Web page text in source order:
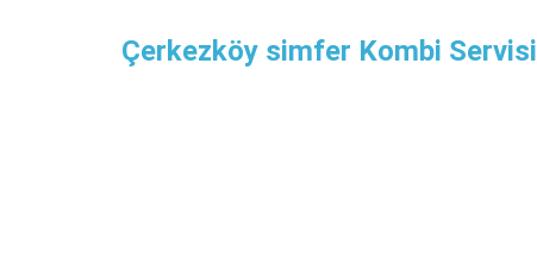
Çerkezköy simfer Kombi Servisi